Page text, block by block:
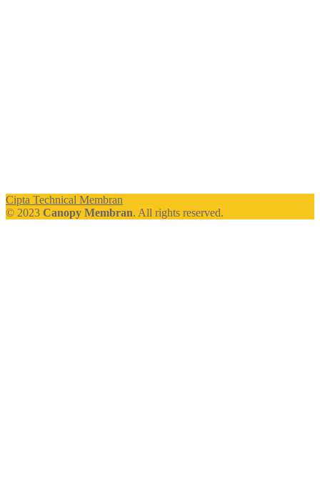
Cipta Technical Membran
© 2023 Canopy Membran. All rights reserved.